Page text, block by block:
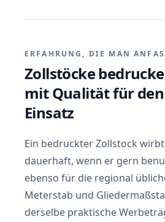
ERFAHRUNG, DIE MAN
Zollstöcke
mit Qualität für
Einsatz
Ein bedruckter Zollstock
dauerhaft, wenn er gern
ebenso für die regional
Meterstab und
derselbe praktische